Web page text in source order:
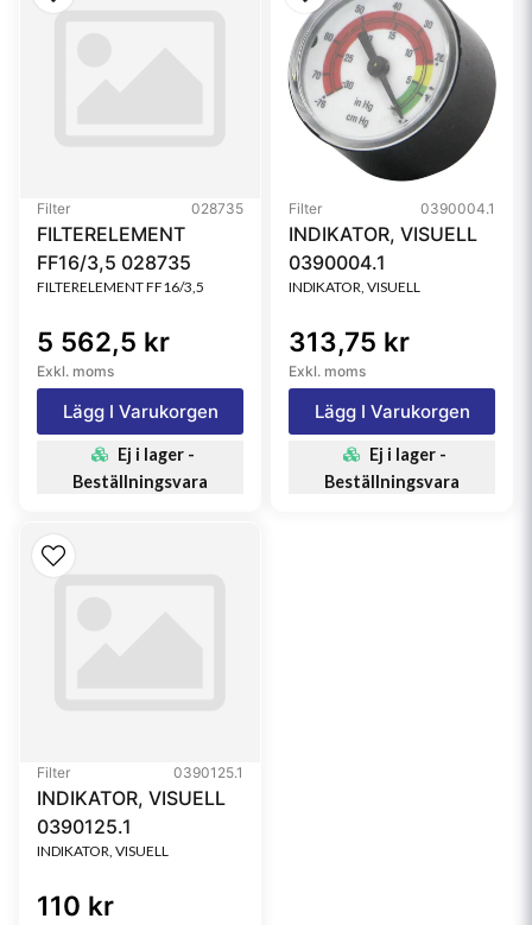
Filter 028735
FILTERELEMENT
FF16/3,5 028735
FILTERELEMENT FF16/3,5
5 562,5 kr
Exkl. moms
Lägg I Varukorgen
Ej i lager -
Beställningsvara
Filter 0390004.1
INDIKATOR, VISUELL
0390004.1
INDIKATOR, VISUELL
313,75 kr
Exkl. moms
Lägg I Varukorgen
Ej i lager -
Beställningsvara
Filter 0390125.1
INDIKATOR, VISUELL
0390125.1
INDIKATOR, VISUELL
110 kr